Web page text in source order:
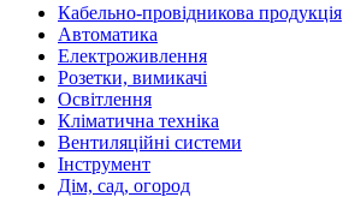
Кабельно-провідникова продукція
Автоматика
Електроживлення
Розетки, вимикачі
Освітлення
Кліматична техніка
Вентиляційні системи
Інструмент
Дім, сад, огород